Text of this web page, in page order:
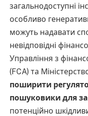
загальнодоступні
особливо
можуть надавати
невідповідні
Управління з
(FCA) та
поширити
пошуковики для
потенційно